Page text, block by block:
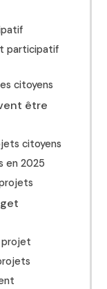
participatif
citoyens
être
citoyens
en 2025
projet